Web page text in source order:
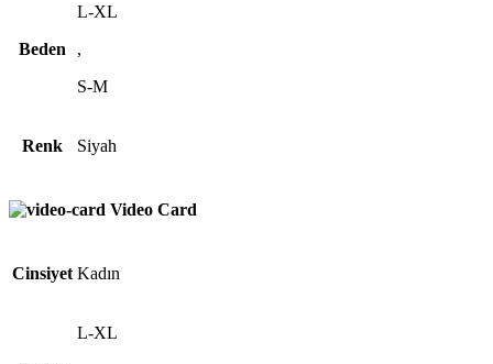
Beden
L-XL
,
S-M
Renk Siyah
Video Card
Cinsiyet Kadın
L-XL